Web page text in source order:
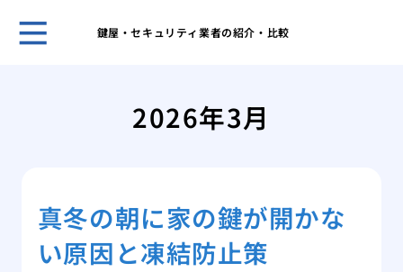
鍵屋・セキュリティ業者の紹介・比較
2026年3月
真冬の朝に家の鍵が開かな
い原因と凍結防止策